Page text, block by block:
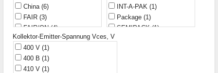
China (6)
FAIR (3)
FAIR/ON(4)
Fairchild(9)
Fuji (1)
HXY(1)
IR(50)
INT-A-PAK (1)
Package (1)
SEMIPACK(1)
Kollektor-Emitter-Spannung Vces, V
400 V (1)
400 В (1)
410 V (1)